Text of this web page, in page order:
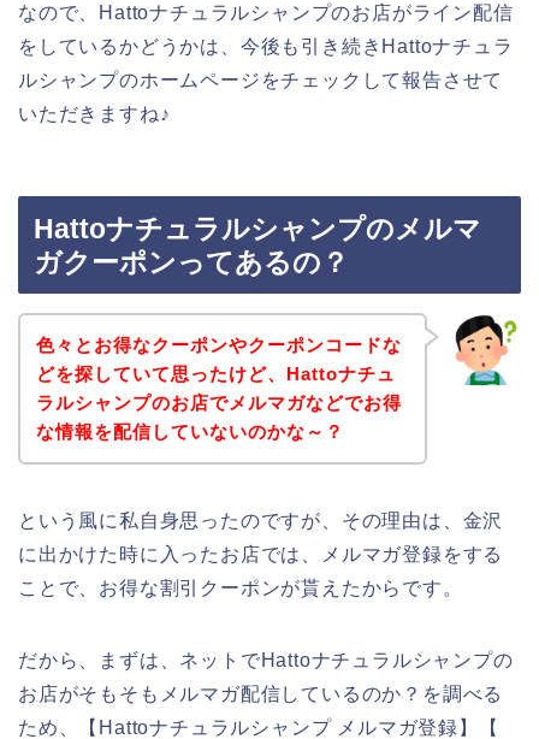
なので、Hattoナチュラルシャンプのお店がライン配信
をしているかどうかは、今後も引き続きHattoナチュラ
ルシャンプのホームページをチェックして報告させて
いただきますね♪
Hattoナチュラルシャンプのメルマ
ガクーポンってあるの？
色々とお得なクーポンやクーポンコードな
どを探していて思ったけど、Hattoナチュ
ラルシャンプのお店でメルマガなどでお得
な情報を配信していないのかな～？
という風に私自身思ったのですが、その理由は、金沢
に出かけた時に入ったお店では、メルマガ登録をする
ことで、お得な割引クーポンが貰えたからです。
だから、まずは、ネットでHattoナチュラルシャンプの
お店がそもそもメルマガ配信しているのか？を調べる
ため、【Hattoナチュラルシャンプ メルマガ登録】【